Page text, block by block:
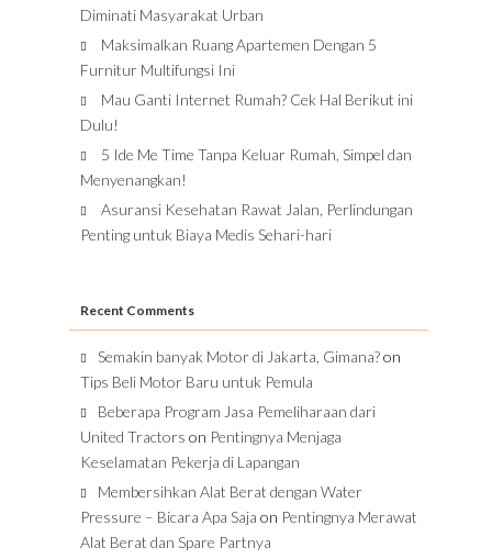
Diminati Masyarakat Urban
Maksimalkan Ruang Apartemen Dengan 5
Furnitur Multifungsi Ini
Mau Ganti Internet Rumah? Cek Hal Berikut ini
Dulu!
5 Ide Me Time Tanpa Keluar Rumah, Simpel dan
Menyenangkan!
Asuransi Kesehatan Rawat Jalan, Perlindungan
Penting untuk Biaya Medis Sehari-hari
Recent Comments
Semakin banyak Motor di Jakarta, Gimana?on
Tips Beli Motor Baru untuk Pemula
Beberapa Program Jasa Pemeliharaan dari
United Tractors on Pentingnya Menjaga
Keselamatan Pekerja di Lapangan
Membersihkan Alat Berat dengan Water
Pressure – Bicara Apa Saja on Pentingnya Merawat
Alat Berat dan Spare Partnya